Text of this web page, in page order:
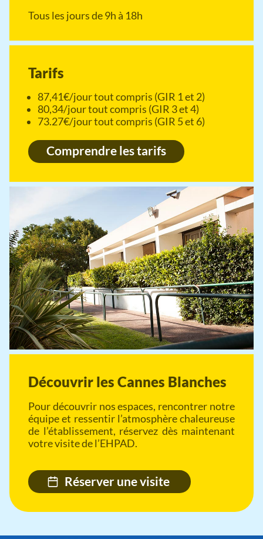
Tous les jours de 9h à 18h
Tarifs
87,41€/jour tout compris (GIR 1 et 2)
80,34/jour tout compris (GIR 3 et 4)
73.27€/jour tout compris (GIR 5 et 6)
Comprendre les tarifs
Découvrir les Cannes Blanches
Pour découvrir nos espaces, rencontrer notre
équipe et ressentir l’atmosphère chaleureuse
de l’établissement, réservez dès maintenant
votre visite de l’EHPAD.
Réserver une visite